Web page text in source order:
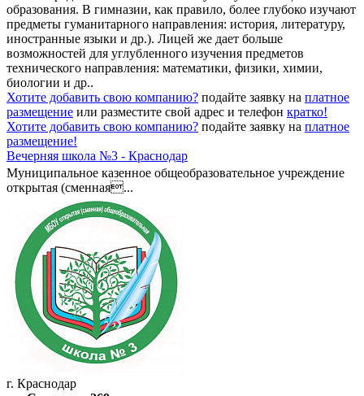
образования. В гимназии, как правило, более глубоко изучают
предметы гуманитарного направления: история, литературу,
иностранные языки и др.). Лицей же дает больше
возможностей для углубленного изучения предметов
технического направления: математики, физики, химии,
биологии и др..
Хотите добавить свою компанию? подайте заявку на платное
размещение или разместите свой адрес и телефон кратко!
Хотите добавить свою компанию? подайте заявку на платное
размещение!
Вечерняя школа №3 - Краснодар
Муниципальное казенное общеобразовательное учреждение
открытая (сменная...
г. Краснодар